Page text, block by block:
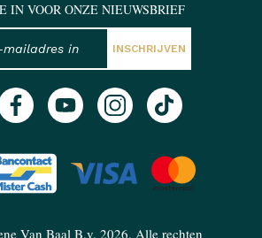
IN VOOR ONZE NIEUWSBRIEF
INSCHRIJVEN
Van Baal B.v. 2026. Alle rechten